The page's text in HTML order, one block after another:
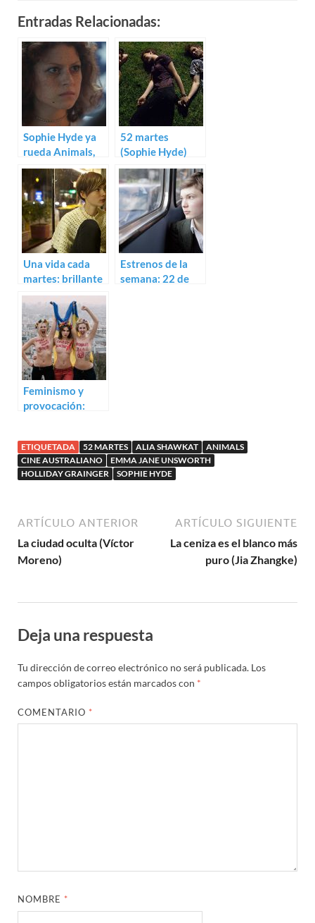
Entradas Relacionadas:
Sophie Hyde ya
rueda Animals,
con Alia Shawkat
52 martes
(Sophie Hyde)
Una vida cada
martes: brillante
trailer para 52
Tuesdays
Estrenos de la
semana: 22 de
Feminismo y
provocación:
Brothel
ETIQUETADA 52 MARTES ALIA SHAWKAT
ANIMALS
CINE AUSTRALIANO
EMMA JANE UNSWORTH
HOLLIDAY GRAINGER
SOPHIE HYDE
ARTÍCULO ANTERIOR
La ciudad oculta (Víctor
Moreno)
ARTÍCULO SIGUIENTE
La ceniza es el blanco más
puro (Jia Zhangke)
Deja una respuesta
Tu dirección de correo electrónico no será publicada. Los
campos obligatorios están marcados con *
COMENTARIO *
NOMBRE *